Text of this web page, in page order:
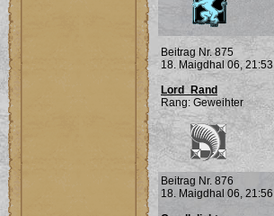
Beitrag Nr. 875
18. Maigdhal 06, 21:53
Lord_Rand
Rang: Geweihter
Beitrag Nr. 876
18. Maigdhal 06, 21:56